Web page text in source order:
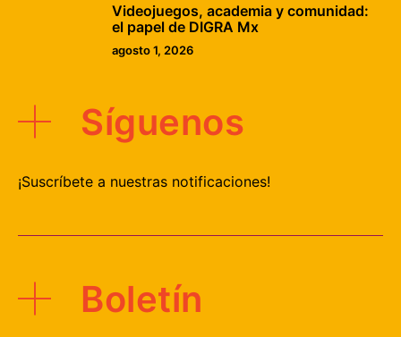
Videojuegos, academia y comunidad:
el papel de DIGRA Mx
agosto 1, 2026
Síguenos
¡Suscríbete a nuestras notificaciones!
Boletín